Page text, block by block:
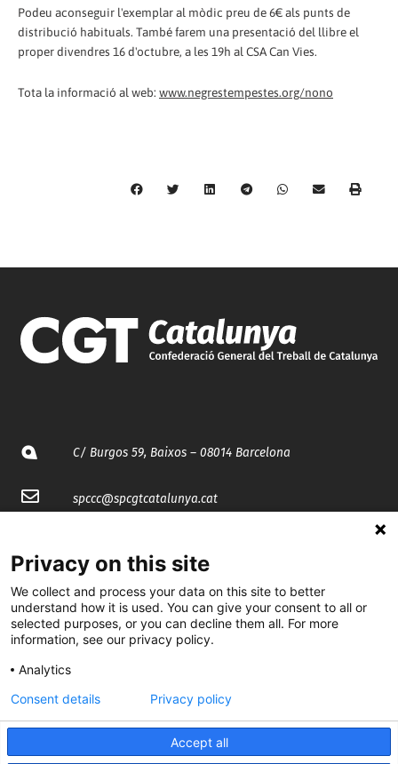
Podeu aconseguir l'exemplar al mòdic preu de 6€ als punts de
distribució habituals. També farem una presentació del llibre el
proper divendres 16 d'octubre, a les 19h al CSA Can Vies.
Tota la informació al web: www.negrestempestes.org/nono
C/ Burgos 59, Baixos – 08014 Barcelona
spccc@spcgtcatalunya.cat
@CGTCatalunya
cgtcatalunya
cgtcatalunya
Privacy on this site
We collect and process your data on this site to better
understand how it is used. You can give your consent to all or
selected purposes, or you can decline them all. For more
information, see our privacy policy.
Analytics
Accept all
Consent details Privacy policy